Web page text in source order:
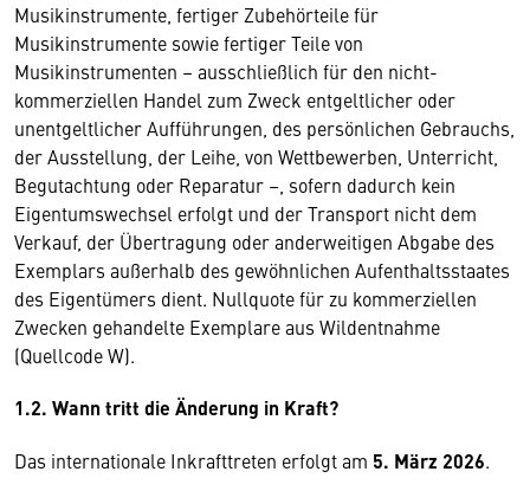
Musikinstrumente, fertiger Zubehörteile für
Musikinstrumente sowie fertiger Teile von
Musikinstrumenten – ausschließlich für den nicht-
kommerziellen Handel zum Zweck entgeltlicher oder
unentgeltlicher Aufführungen, des persönlichen Gebrauchs,
der Ausstellung, der Leihe, von Wettbewerben, Unterricht,
Begutachtung oder Reparatur –, sofern dadurch kein
Eigentumswechsel erfolgt und der Transport nicht dem
Verkauf, der Übertragung oder anderweitigen Abgabe des
Exemplars außerhalb des gewöhnlichen Aufenthaltsstaates
des Eigentümers dient. Nullquote für zu kommerziellen
Zwecken gehandelte Exemplare aus Wildentnahme
(Quellcode W).
1.2. Wann tritt die Änderung in Kraft?
Das internationale Inkrafttreten erfolgt am 5. März 2026.